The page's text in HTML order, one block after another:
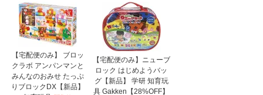
【宅配便のみ】 ブロッ
クラボ アンパンマンと
みんなのおみせ たっぷ
りブロックDX【新品】
【宅配便のみ】ニューブ
ロック はじめようバッ
グ【新品】 学研 知育玩
具 Gakken【28%OFF】